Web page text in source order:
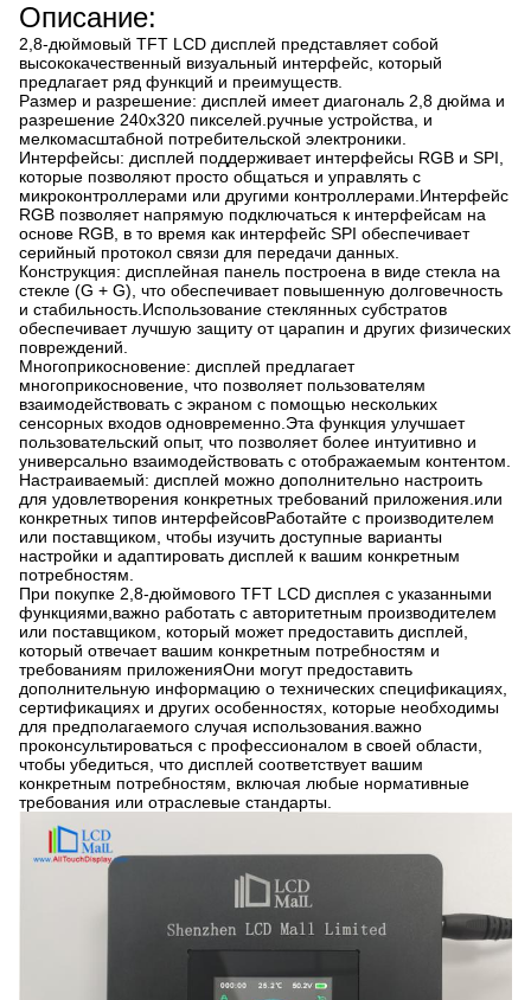
Описание:
2,8-дюймовый TFT LCD дисплей представляет собой
высококачественный визуальный интерфейс, который
предлагает ряд функций и преимуществ.
Размер и разрешение: дисплей имеет диагональ 2,8 дюйма и
разрешение 240x320 пикселей.ручные устройства, и
мелкомасштабной потребительской электроники.
Интерфейсы: дисплей поддерживает интерфейсы RGB и SPI,
которые позволяют просто общаться и управлять с
микроконтроллерами или другими контроллерами.Интерфейс
RGB позволяет напрямую подключаться к интерфейсам на
основе RGB, в то время как интерфейс SPI обеспечивает
серийный протокол связи для передачи данных.
Конструкция: дисплейная панель построена в виде стекла на
стекле (G + G), что обеспечивает повышенную долговечность
и стабильность.Использование стеклянных субстратов
обеспечивает лучшую защиту от царапин и других физических
повреждений.
Многоприкосновение: дисплей предлагает
многоприкосновение, что позволяет пользователям
взаимодействовать с экраном с помощью нескольких
сенсорных входов одновременно.Эта функция улучшает
пользовательский опыт, что позволяет более интуитивно и
универсально взаимодействовать с отображаемым контентом.
Настраиваемый: дисплей можно дополнительно настроить
для удовлетворения конкретных требований приложения.или
конкретных типов интерфейсовРаботайте с производителем
или поставщиком, чтобы изучить доступные варианты
настройки и адаптировать дисплей к вашим конкретным
потребностям.
При покупке 2,8-дюймового TFT LCD дисплея с указанными
функциями,важно работать с авторитетным производителем
или поставщиком, который может предоставить дисплей,
который отвечает вашим конкретным потребностям и
требованиям приложенияОни могут предоставить
дополнительную информацию о технических спецификациях,
сертификациях и других особенностях, которые необходимы
для предполагаемого случая использования.важно
проконсультироваться с профессионалом в своей области,
чтобы убедиться, что дисплей соответствует вашим
конкретным потребностям, включая любые нормативные
требования или отраслевые стандарты.